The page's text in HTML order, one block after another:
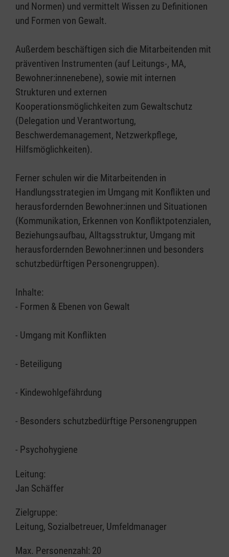
und Normen) und vermittelt Wissen zu Definitionen
und Formen von Gewalt.
Außerdem beschäftigen sich die Mitarbeitenden mit
präventiven Instrumenten (auf Leitungs-, MA,
Bewohner:innenebene), sowie mit internen
Strukturen und externen
Kooperationsmöglichkeiten zum Gewaltschutz
(Delegation und Verantwortung,
Beschwerdemanagement, Netzwerkpflege,
Hilfsmöglichkeiten).
Ferner schulen wir die Mitarbeitenden in
Handlungsstrategien im Umgang mit Konflikten und
herausfordernden Bewohner:innen und Situationen
(Kommunikation, Erkennen von Konfliktpotenzialen,
Beziehungsaufbau, Alltagsstruktur, Umgang mit
herausfordernden Bewohner:innen und besonders
schutzbedürftigen Personengruppen).
Inhalte:
- Formen & Ebenen von Gewalt
- Umgang mit Konflikten
- Beteiligung
- Kindewohlgefährdung
- Besonders schutzbedürftige Personengruppen
- Psychohygiene
Leitung:
Jan Schäffer
Zielgruppe:
Leitung, Sozialbetreuer, Umfeldmanager
Max. Personenzahl: 20